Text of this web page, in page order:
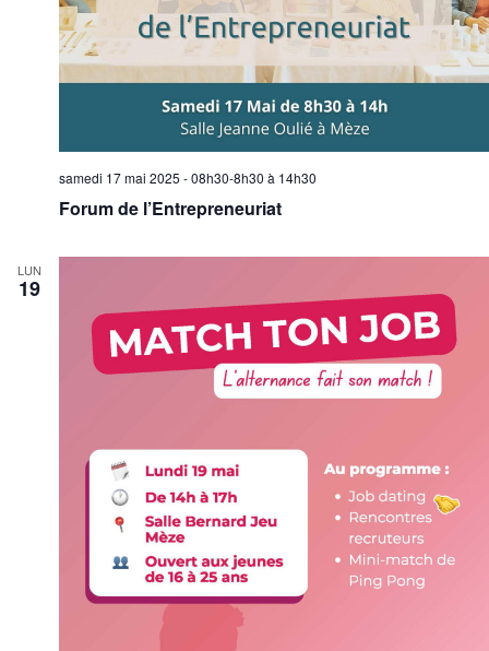
Forum de l’Entrepreneuriat
samedi 17 mai 2025 - 08h30-8h30 à 14h30
LUN
19